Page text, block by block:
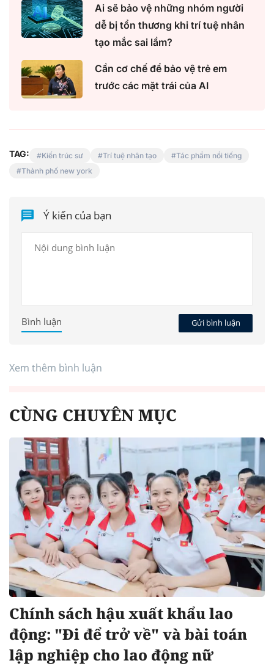
Ai sẽ bảo vệ những nhóm người
dễ bị tổn thương khi trí tuệ nhân
tạo mắc sai lầm?
Cần cơ chế để bảo vệ trẻ em
trước các mặt trái của AI
TAG: Kiến trúc sư Trí tuệ nhân tạo
Tác phẩm nổi tiếng
Thành phố new york
Ý kiến của bạn
Gửi bình luận
Bình luận
Xem thêm bình luận
CÙNG CHUYÊN MỤC
Chính sách hậu xuất khẩu lao
động: "Đi để trở về" và bài toán
lập nghiệp cho lao động nữ